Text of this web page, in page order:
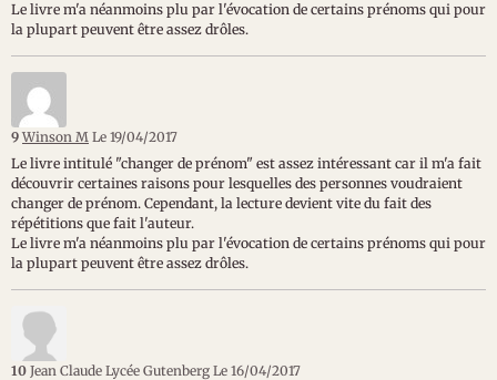
Le livre m'a néanmoins plu par l'évocation de certains prénoms qui pour
la plupart peuvent être assez drôles.
9 Winson M Le 19/04/2017
Le livre intitulé "changer de prénom" est assez intéressant car il m'a fait
découvrir certaines raisons pour lesquelles des personnes voudraient
changer de prénom. Cependant, la lecture devient vite du fait des
répétitions que fait l'auteur.
Le livre m'a néanmoins plu par l'évocation de certains prénoms qui pour
la plupart peuvent être assez drôles.
10 Jean Claude Lycée Gutenberg Le 16/04/2017